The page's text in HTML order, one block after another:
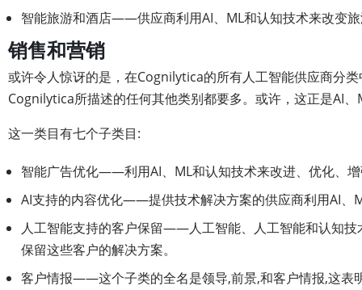
智能旅游和酒店——供应商利用AI、ML和认知技术来改变
销售和营销
或许令人惊讶的是，在Cognilytica的所有人工智能供应商分
Cognilytica所描述的任何其他类别都要多。或许，这正是AI
这一类目有七个子类目:
智能广告优化——利用AI、ML和认知技术来改进、优化、
AI支持的内容优化——提供技术解决方案的供应商利用AI、
人工智能支持的客户保留——人工智能、人工智能和认知技
保留这些客户的解决方案。
客户情报——这个子类的全名是领导,前景,和客户情报,这表